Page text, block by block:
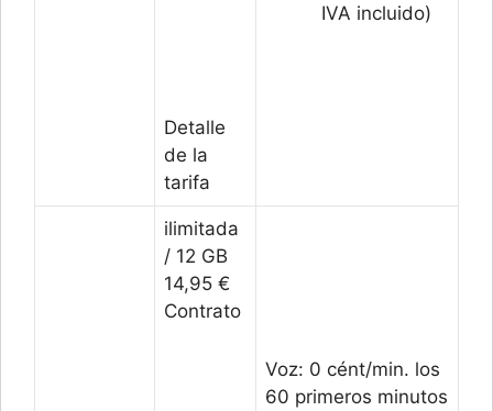
Detalle
de la
tarifa
IVA incluido)
ilimitada
/ 12 GB
14,95 €
Contrato
Voz: 0 cént/min. los
60 primeros minutos